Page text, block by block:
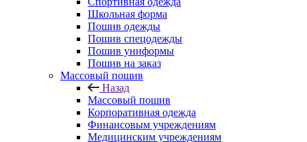
Школьная форма
Пошив одежды
Пошив спецодежды
Пошив униформы
Пошив на заказ
Массовый пошив
Назад
Массовый пошив
Корпоративная одежда
Финансовым учреждениям
Медицинским учреждениям